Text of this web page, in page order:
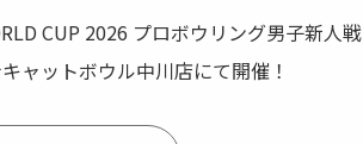
CUP 2026 プロボウリング男子新人戦
ャットボウル中川店にて開催！